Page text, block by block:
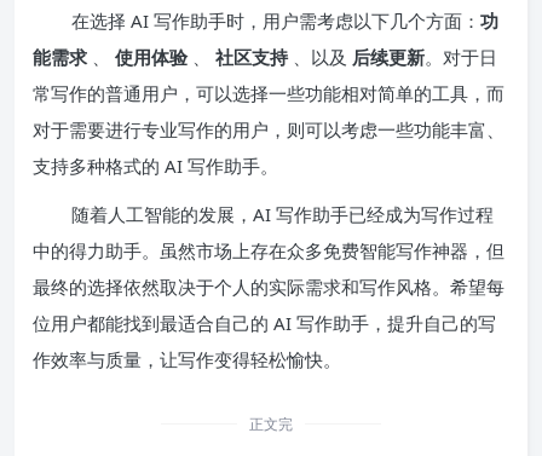
在选择 AI 写作助手时，用户需考虑以下几个方面： 功
能需求
使用体验 社区支持 、以及 后续更新。对于日
常写作的普通用户，可以选择一些功能相对简单的工具，而
对于需要进行专业写作的用户，则可以考虑一些功能丰富、
支持多种格式的 AI 写作助手。
随着人工智能的发展，AI 写作助手已经成为写作过程
中的得力助手。虽然市场上存在众多免费智能写作神器，但
最终的选择依然取决于个人的实际需求和写作风格。希望每
位用户都能找到最适合自己的 AI 写作助手，提升自己的写
作效率与质量，让写作变得轻松愉快。
正文完